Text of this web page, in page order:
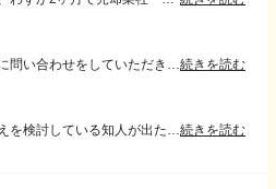
続きを読む
続きを読む